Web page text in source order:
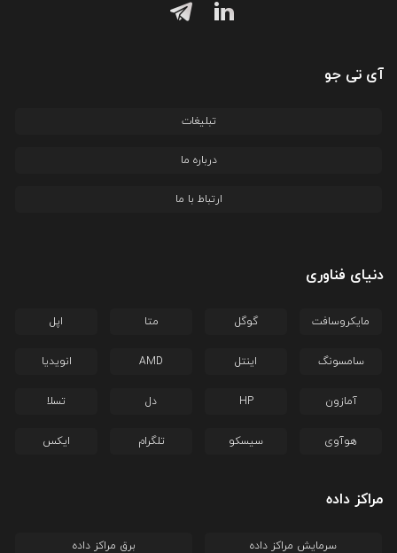
آی تی جو
تبلیغات
درباره ما
ارتباط با ما
دنیای فناوری
مایکروسافت گوگل متا اپل
سامسونگ اینتل AMD انویدیا
آمازون HP دل تسلا
هوآوی سیسکو تلگرام ایکس
مراکز داده
سرمایش مراکز داده برق مراکز داده